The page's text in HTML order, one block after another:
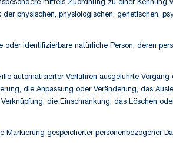
mittels Zuordnung zu einer
physischen, physiologischen, genetischen,
oder identifizierbare natürliche Person, deren
automatisierter Verfahren ausgeführte
die Anpassung oder Veränderung, das
die Einschränkung, das Löschen
Markierung gespeicherter personenbezogener